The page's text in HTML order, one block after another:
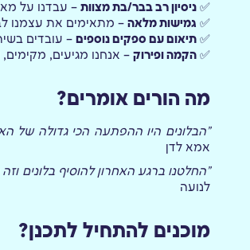
✅ ניסיון רב בבר/בת מצוות – עבדנו על
✅ גמישות מלאה – מתאימים את עצמנו
✅ תיאום עם ספקים נוספים – עובדים
✅ הקמה ופירוק – אנחנו מגיעים,
מה הורים אומרים?
"הבלונים היו ההפתעה הכי גדולה של
אמא לדן
"החלטנו ברגע האחרון להוסיף בלונים
לנועה
מוכנים להתחיל לתכנן?